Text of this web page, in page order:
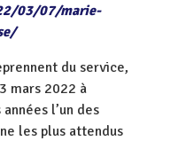
03/07/marie-
du service,
mars 2022 à
l’un des
les plus attendus